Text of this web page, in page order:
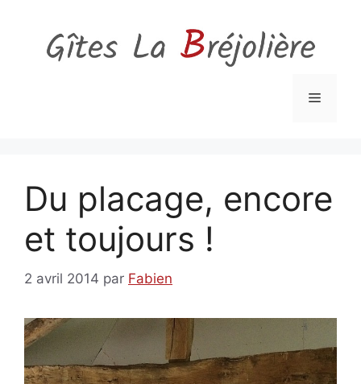
contenu
Menu
Du placage, encore
et toujours !
2 avril 2014 par Fabien